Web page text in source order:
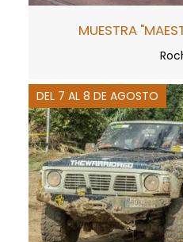
MUESTRA
DEL 7 AL 8 DE AGOSTO